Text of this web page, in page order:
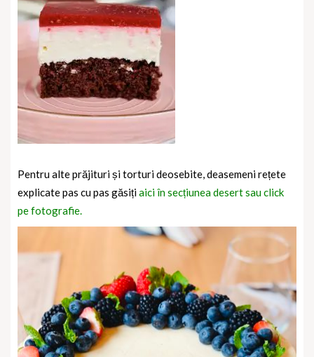
Pentru alte prăjituri și torturi deosebite, deasemeni rețete
explicate pas cu pas găsițiaici în secțiunea desert sau click
pe fotografie.